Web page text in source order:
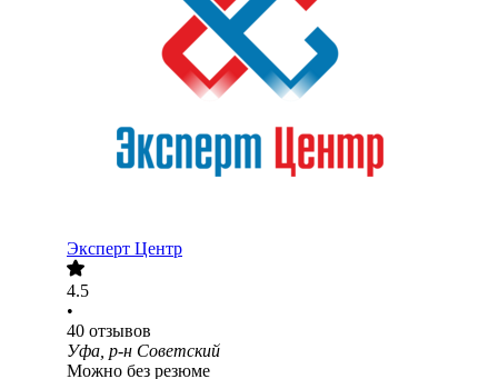
Эксперт Центр
4.5
•
40 отзывов
Уфа, р-н Советский
Можно без резюме